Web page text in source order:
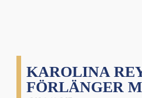
KAROLINA
FÖRLÄNGER